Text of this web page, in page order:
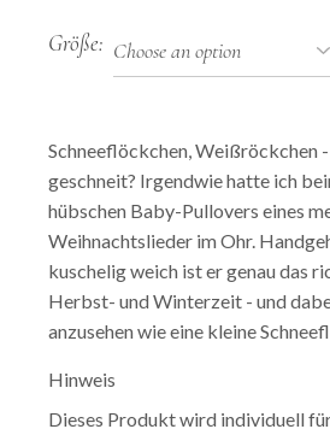
Größe
Schneeflöckchen, Weißröckchen
geschneit? Irgendwie hatte ich
hübschen Baby-Pullovers eines
Weihnachtslieder im Ohr.
kuschelig weich ist er genau das
Herbst- und Winterzeit - und
anzusehen wie eine kleine
Hinweis
Dieses Produkt wird individuell